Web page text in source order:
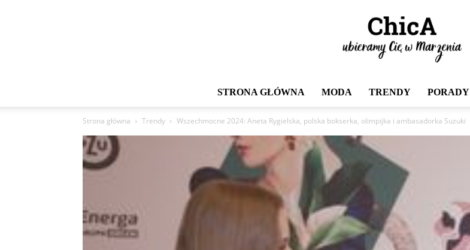
STRONA GŁÓWNA MODA TRENDY PORADY
Strona główna Trendy Wszechmocne 2024: Aneta Rygielska, polska bokserka, olimpijka i ambasadorka Suzuki